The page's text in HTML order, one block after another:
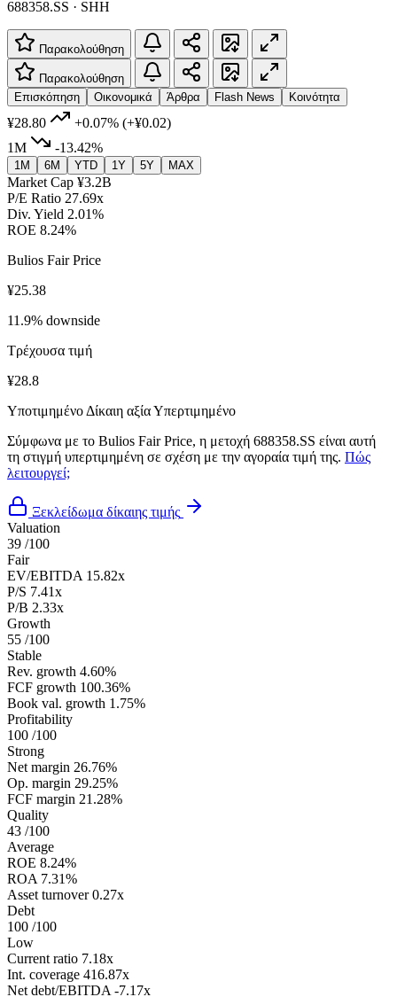
688358.SS · SHH
Παρακολούθηση
Παρακολούθηση
Επισκόπηση
Οικονομικά Άρθρα Flash News Κοινότητα
¥28.80 +0.07% (+¥0.02)
1M
-13.42%
1M 6M YTD 1Y 5Y MAX
Market Cap ¥3.2B
P/E Ratio 27.69x
Div. Yield 2.01%
ROE 8.24%
Bulios Fair Price
¥25.38
11.9% downside
Τρέχουσα τιμή
¥28.8
Υποτιμημένο Δίκαιη αξίαΥπερτιμημένο
Σύμφωνα με το Bulios Fair Price, η μετοχή 688358.SS είναι αυτή
τη στιγμή υπερτιμημένη σε σχέση με την αγοραία τιμή της. Πώς
λειτουργεί;
Ξεκλείδωμα δίκαιης τιμής
Valuation
39 /100
Fair
EV/EBITDA 15.82x
P/S 7.41x
P/B 2.33x
Growth
55 /100
Stable
Rev. growth 4.60%
FCF growth 100.36%
Book val. growth 1.75%
Profitability
100 /100
Strong
Net margin 26.76%
Op. margin 29.25%
FCF margin 21.28%
Quality
43 /100
Average
ROE 8.24%
ROA 7.31%
Asset turnover 0.27x
Debt
100 /100
Low
Current ratio 7.18x
Int. coverage 416.87x
Net debt/EBITDA -7.17x